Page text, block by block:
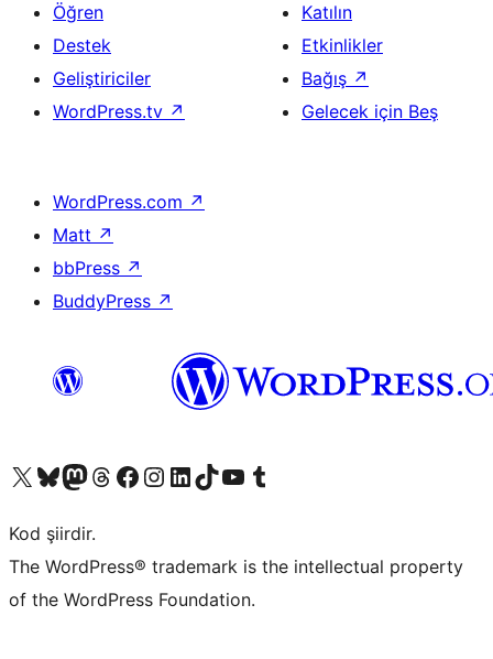
Öğren
Destek
Geliştiriciler
WordPress.tv ↗
Katılın
Etkinlikler
Bağış ↗
Gelecek için Beş
WordPress.com ↗
Matt ↗
bbPress ↗
BuddyPress ↗
X (eski Twitter) hesabımıza bakın
Bluesky hesabımızı ziyaret edinMastodon hesabımızı ziyaret edinThreads hesabımızı ziyaret edinFacebook sayfamızı ziyaret edinInstagram hesabımızı ziyaret edinLinkedIn hesabımızı ziyaret edinTikTok hesabımızı ziyaret edinYouTube kanalımızı ziyaret edinTumblr hesabımızı ziyaret edin
Kod şiirdir.
The WordPress® trademark is the intellectual property
of the WordPress Foundation.